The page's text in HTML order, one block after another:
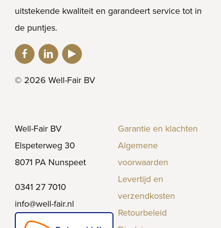
uitstekende kwaliteit en garandeert service tot in
de puntjes.
© 2026 Well-Fair BV
Well-Fair BV
Elspeterweg 30
8071 PA Nunspeet
0341 27 7010
info@well-fair.nl
Garantie en klachten
Algemene
voorwaarden
Levertijd en
verzendkosten
Retourbeleid